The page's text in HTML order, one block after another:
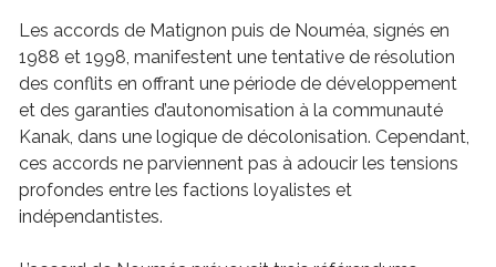
Les accords de Matignon puis de Nouméa, signés en
1988 et 1998, manifestent une tentative de résolution
des conflits en offrant une période de développement
et des garanties d’autonomisation à la communauté
Kanak, dans une logique de décolonisation. Cependant,
ces accords ne parviennent pas à adoucir les tensions
profondes entre les factions loyalistes et
indépendantistes.